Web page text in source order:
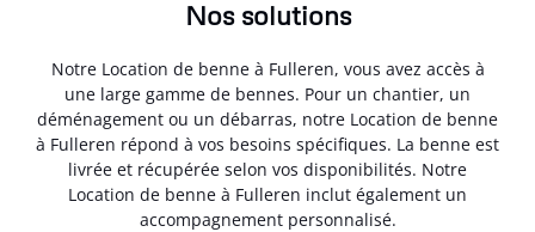
Nos solutions
Notre Location de benne à Fulleren, vous avez accès à
une large gamme de bennes. Pour un chantier, un
déménagement ou un débarras, notre Location de benne
à Fulleren répond à vos besoins spécifiques. La benne est
livrée et récupérée selon vos disponibilités. Notre
Location de benne à Fulleren inclut également un
accompagnement personnalisé.